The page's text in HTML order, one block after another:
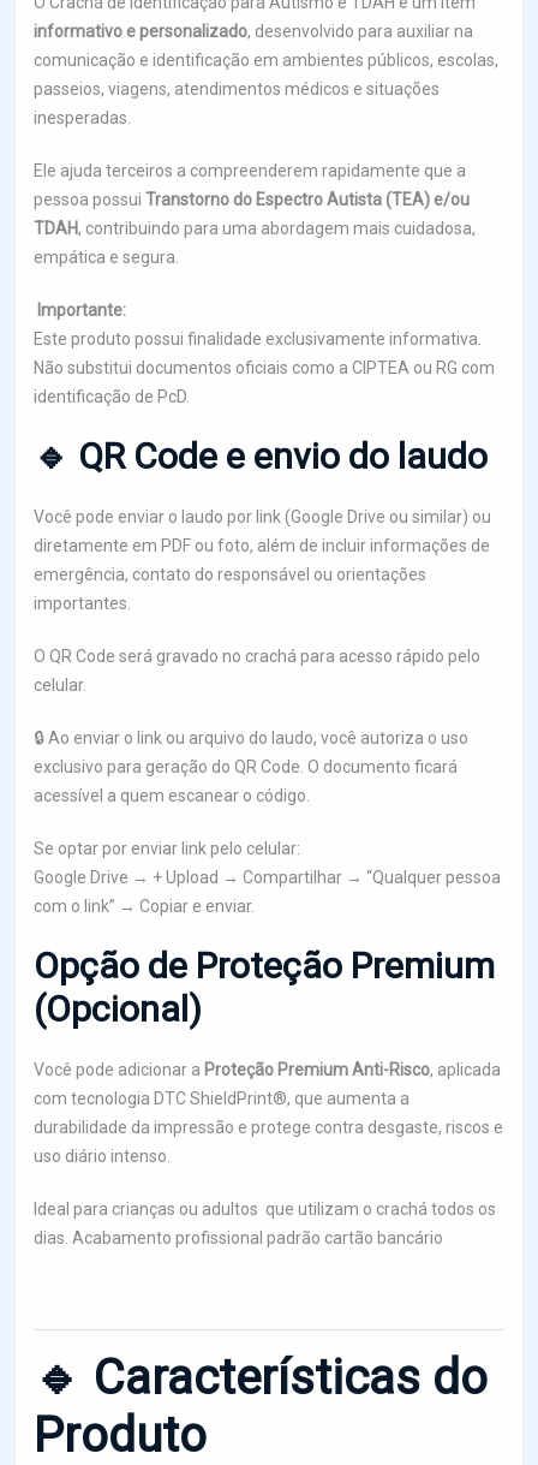
informativo e personalizado, desenvolvido para auxiliar na
comunicação e identificação em ambientes públicos, escolas,
passeios, viagens, atendimentos médicos e situações
inesperadas.
Ele ajuda terceiros a compreenderem rapidamente que a
pessoa possui Transtorno do Espectro Autista (TEA) e/ou
TDAH, contribuindo para uma abordagem mais cuidadosa,
empática e segura.
Importante:
Este produto possui finalidade exclusivamente informativa.
Não substitui documentos oficiais como a CIPTEA ou RG com
identificação de PcD.
🔹 QR Code e envio do laudo
Você pode enviar o laudo por link (Google Drive ou similar) ou
diretamente em PDF ou foto, além de incluir informações de
emergência, contato do responsável ou orientações
importantes.
O QR Code será gravado no crachá para acesso rápido pelo
celular.
🔒 Ao enviar o link ou arquivo do laudo, você autoriza o uso
exclusivo para geração do QR Code. O documento ficará
acessível a quem escanear o código.
Se optar por enviar link pelo celular:
Google Drive → + Upload → Compartilhar → “Qualquer pessoa
com o link” → Copiar e enviar.
Opção de Proteção Premium
(Opcional)
Você pode adicionar a Proteção Premium Anti-Risco, aplicada
com tecnologia DTC ShieldPrint®, que aumenta a
durabilidade da impressão e protege contra desgaste, riscos e
uso diário intenso.
Ideal para crianças ou adultos que utilizam o crachá todos os
dias. Acabamento profissional padrão cartão bancário
🔹 Características do
Produto